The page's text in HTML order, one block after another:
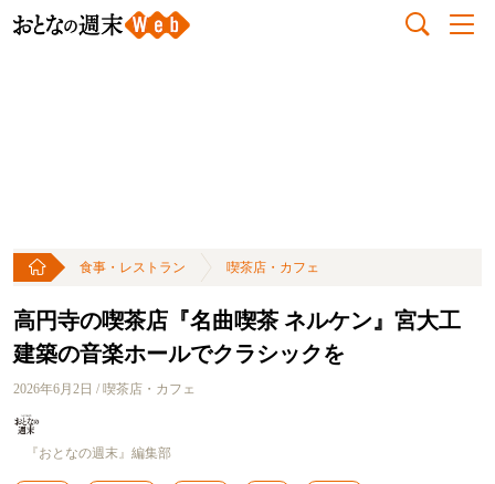
食事・レストラン 喫茶店・カフェ
高円寺の喫茶店『名曲喫茶 ネルケン』宮大工
建築の音楽ホールでクラシックを
2026年6月2日 / 喫茶店・カフェ
『おとなの週末』編集部